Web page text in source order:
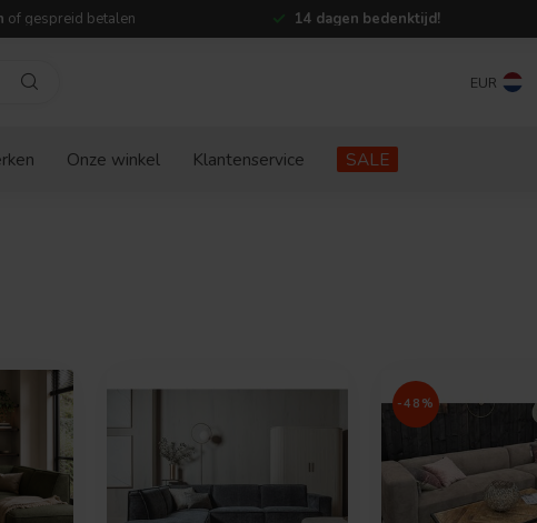
of gespreid betalen 14 dagen bedenktijd!
EUR
Onze winkel Klantenservice SALE
-48%